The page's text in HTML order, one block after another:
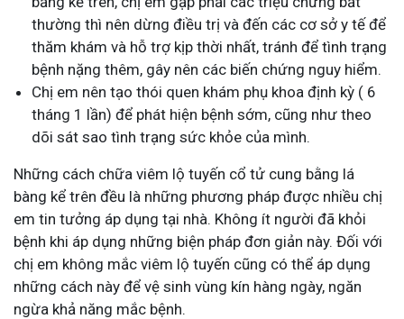
thường thì nên dừng điều trị và đến các cơ sở y tế để
thăm khám và hỗ trợ kịp thời nhất, tránh để tình trạng
bệnh nặng thêm, gây nên các biến chứng nguy hiểm.
Chị em nên tạo thói quen khám phụ khoa định kỳ ( 6
tháng 1 lần) để phát hiện bệnh sớm, cũng như theo
dõi sát sao tình trạng sức khỏe của mình.
Những cách chữa viêm lộ tuyến cổ tử cung bằng lá
bàng kể trên đều là những phương pháp được nhiều chị
em tin tưởng áp dụng tại nhà. Không ít người đã khỏi
bệnh khi áp dụng những biện pháp đơn giản này. Đối với
chị em không mắc viêm lộ tuyến cũng có thể áp dụng
những cách này để vệ sinh vùng kín hàng ngày, ngăn
ngừa khả năng mắc bệnh.